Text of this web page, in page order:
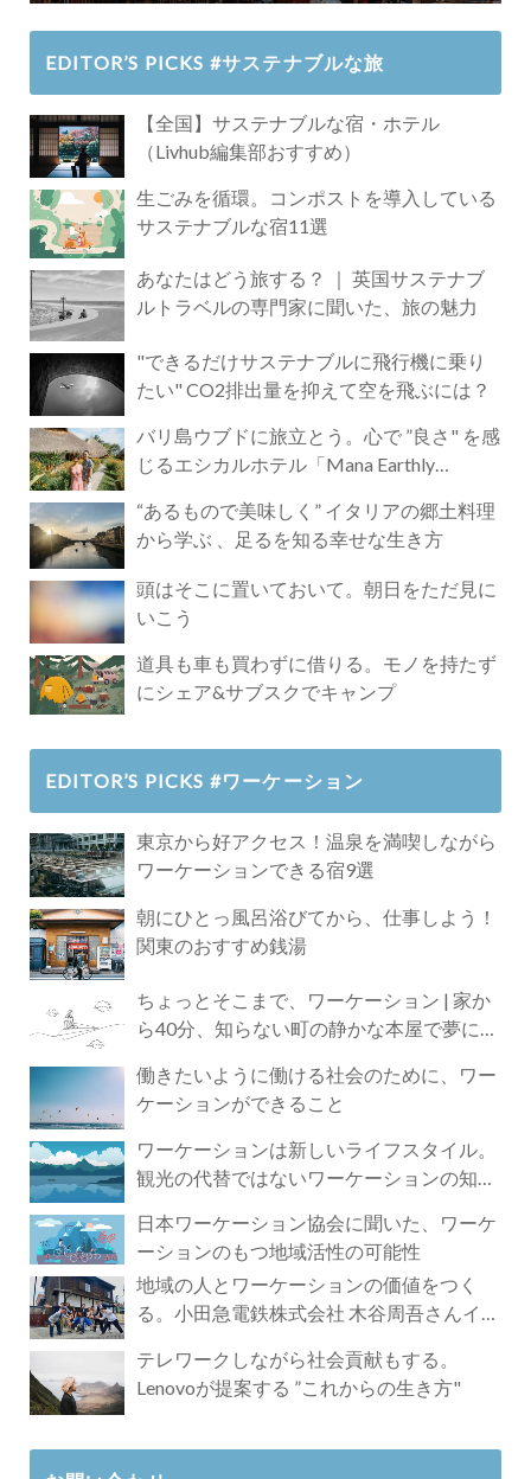
EDITOR’S PICKS #サステナブルな旅
【全国】サステナブルな宿・ホテル
（Livhub編集部おすすめ）
生ごみを循環。コンポストを導入している
サステナブルな宿11選
あなたはどう旅する？ ｜ 英国サステナブ
ルトラベルの専門家に聞いた、旅の魅力
"できるだけサステナブルに飛行機に乗り
たい" CO2排出量を抑えて空を飛ぶには？
バリ島ウブドに旅立とう。心で ”良さ" を感
じるエシカルホテル「Mana Earthly
“あるもので美味しく” イタリアの郷土料理
から学ぶ 、足るを知る幸せな生き方
頭はそこに置いておいて。朝日をただ見に
いこう
道具も車も買わずに借りる。モノを持たず
にシェア&サブスクでキャンプ
EDITOR’S PICKS #ワーケーション
東京から好アクセス！温泉を満喫しながら
ワーケーションできる宿9選
朝にひとっ風呂浴びてから、仕事しよう！
関東のおすすめ銭湯
ちょっとそこまで、ワーケーション | 家か
ら40分、知らない町の静かな本屋で夢に近
働きたいように働ける社会のために、ワー
ケーションができること
ワーケーションは新しいライフスタイル。
観光の代替ではないワーケーションの知ら
日本ワーケーション協会に聞いた、ワーケ
ーションのもつ地域活性の可能性
地域の人とワーケーションの価値をつく
る。小田急電鉄株式会社 木谷周吾さんイン
テレワークしながら社会貢献もする。
Lenovoが提案する ”これからの生き方"